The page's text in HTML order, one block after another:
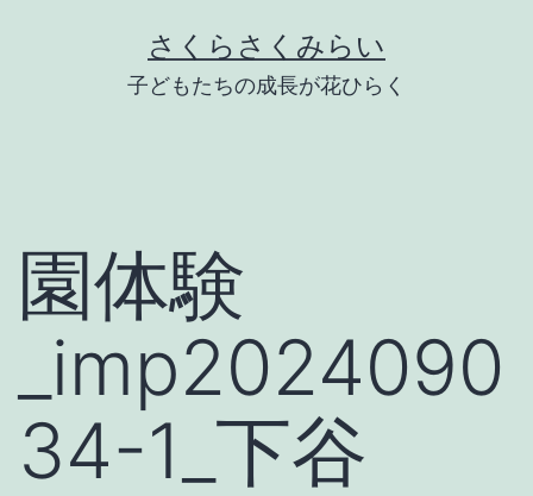
さくらさくみらい
子どもたちの成長が花ひらく
園体験
_imp2024090
34-1_下谷